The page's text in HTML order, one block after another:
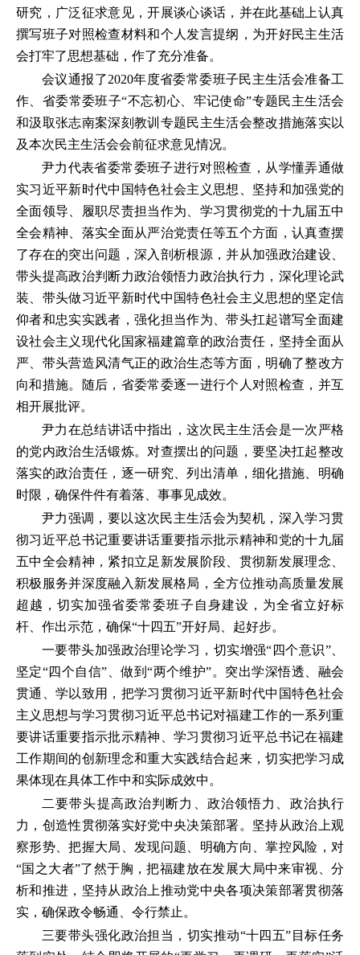
研究，广泛征求意见，开展谈心谈话，并在此基础上认真
撰写班子对照检查材料和个人发言提纲，为开好民主生活
会打牢了思想基础，作了充分准备。
会议通报了2020年度省委常委班子民主生活会准备工
作、省委常委班子“不忘初心、牢记使命”专题民主生活会
和汲取张志南案深刻教训专题民主生活会整改措施落实以
及本次民主生活会会前征求意见情况。
尹力代表省委常委班子进行对照检查，从学懂弄通做
实习近平新时代中国特色社会主义思想、坚持和加强党的
全面领导、履职尽责担当作为、学习贯彻党的十九届五中
全会精神、落实全面从严治党责任等五个方面，认真查摆
了存在的突出问题，深入剖析根源，并从加强政治建设、
带头提高政治判断力政治领悟力政治执行力，深化理论武
装、带头做习近平新时代中国特色社会主义思想的坚定信
仰者和忠实实践者，强化担当作为、带头扛起谱写全面建
设社会主义现代化国家福建篇章的政治责任，坚持全面从
严、带头营造风清气正的政治生态等方面，明确了整改方
向和措施。随后，省委常委逐一进行个人对照检查，并互
相开展批评。
尹力在总结讲话中指出，这次民主生活会是一次严格
的党内政治生活锻炼。对查摆出的问题，要坚决扛起整改
落实的政治责任，逐一研究、列出清单，细化措施、明确
时限，确保件件有着落、事事见成效。
尹力强调，要以这次民主生活会为契机，深入学习贯
彻习近平总书记重要讲话重要指示批示精神和党的十九届
五中全会精神，紧扣立足新发展阶段、贯彻新发展理念、
积极服务并深度融入新发展格局，全方位推动高质量发展
超越，切实加强省委常委班子自身建设，为全省立好标
杆、作出示范，确保“十四五”开好局、起好步。
一要带头加强政治理论学习，切实增强“四个意识”、
坚定“四个自信”、做到“两个维护”。突出学深悟透、融会
贯通、学以致用，把学习贯彻习近平新时代中国特色社会
主义思想与学习贯彻习近平总书记对福建工作的一系列重
要讲话重要指示批示精神、学习贯彻习近平总书记在福建
工作期间的创新理念和重大实践结合起来，切实把学习成
果体现在具体工作中和实际成效中。
二要带头提高政治判断力、政治领悟力、政治执行
力，创造性贯彻落实好党中央决策部署。坚持从政治上观
察形势、把握大局、发现问题、明确方向、掌控风险，对
“国之大者”了然于胸，把福建放在发展大局中来审视、分
析和推进，坚持从政治上推动党中央各项决策部署贯彻落
实，确保政令畅通、令行禁止。
三要带头强化政治担当，切实推动“十四五”目标任务